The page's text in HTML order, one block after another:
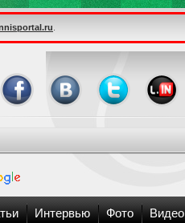
Интервью Фото Видео